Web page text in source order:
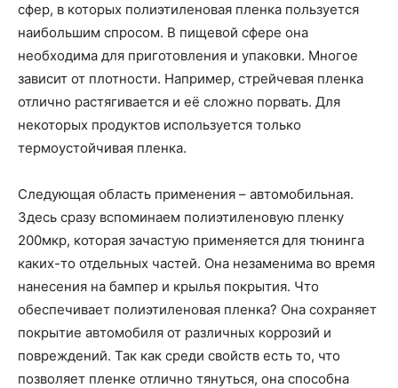
сфер, в которых полиэтиленовая пленка пользуется
наибольшим спросом. В пищевой сфере она
необходима для приготовления и упаковки. Многое
зависит от плотности. Например, стрейчевая пленка
отлично растягивается и её сложно порвать. Для
некоторых продуктов используется только
термоустойчивая пленка.
Следующая область применения – автомобильная.
Здесь сразу вспоминаем полиэтиленовую пленку
200мкр, которая зачастую применяется для тюнинга
каких-то отдельных частей. Она незаменима во время
нанесения на бампер и крылья покрытия. Что
обеспечивает полиэтиленовая пленка? Она сохраняет
покрытие автомобиля от различных коррозий и
повреждений. Так как среди свойств есть то, что
позволяет пленке отлично тянуться, она способна